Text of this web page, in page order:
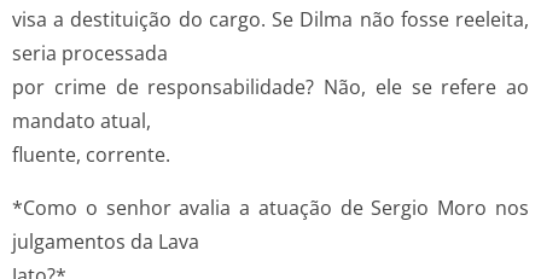
visa a destituição do cargo. Se Dilma não fosse reeleita,
seria processada
por crime de responsabilidade? Não, ele se refere ao
mandato atual,
fluente, corrente.
*Como o senhor avalia a atuação de Sergio Moro nos
julgamentos da Lava